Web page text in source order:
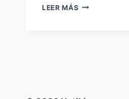
LEER MÁS SOLUCIÓN